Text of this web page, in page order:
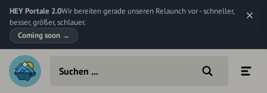
HEY Portale 2.0Wir bereiten gerade unseren Relaunch vor - schneller,
besser, größer, schlauer.
Coming soon →